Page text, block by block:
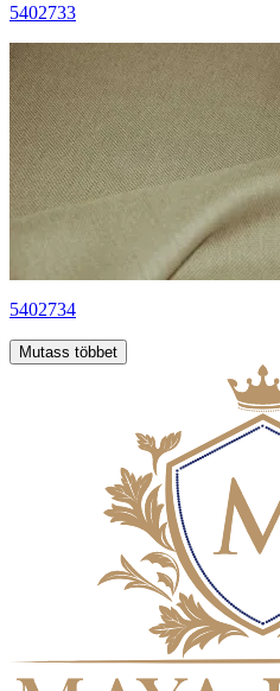
5402733
5402734
Mutass többet